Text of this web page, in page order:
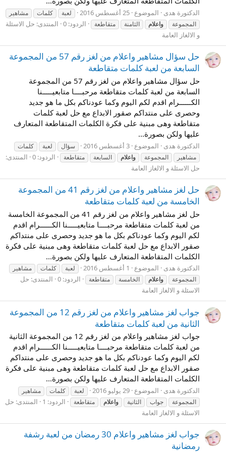
الدكتورة هدى الموضوع 25 أغسطس 2016 لعبة كلمات
مشاهير
المجموعة
واعلام الثامنة متقاطعة الردود: 0 المنتدى: حل الاسئلة
و الالغاز العامة
حل سؤال مشاهير واعلام من لغز رقم 57 من المجموعة
السابعة من لعبة كلمات متقاطعة
حل سؤال مشاهير واعلام من لغز رقم 57 من المجموعة
السابعة من لعبة كلمات متقاطعة مرحبــــا متابعيـــــنا
الكــــــرام اقدم لكم اليوم وكما عودناكم بكل ما هو جديد
وحصرى على منتداكم صقور الابداع مع حل لعبة كلمات
متقاطعة وهى مبنية على فكرة الكلمات المتقاطعة المتعارف
عليها ولكن بصورة...
الدكتورة هدى الموضوع 3 أغسطس 2016 سؤال لعبة
كلمات
مشاهير
المجموعة واعلام السابعة متقاطعة الردود: 0
المنتدى:
حل الاسئلة و الالغاز العامة
حل لغز مشاهير واعلام من لغز رقم 41 من المجموعة
الخامسة من لعبة كلمات متقاطعة
حل لغز مشاهير واعلام من لغز رقم 41 من المجموعة الخامسة
من لعبة كلمات متقاطعة مرحبــــا متابعيـــــنا الكــــــرام اقدم
لكم اليوم وكما عودناكم بكل ما هو جديد وحصرى على منتداكم
صقور الابداع مع حل لعبة كلمات متقاطعة وهى مبنية على فكرة
الكلمات المتقاطعة المتعارف عليها ولكن بصورة...
الدكتورة هدى الموضوع 1 أغسطس 2016 لعبة كلمات
مشاهير
المجموعة
واعلام الخامسة متقاطعة الردود: 0 المنتدى: حل
الاسئلة و الالغاز العامة
جواب لغز مشاهير واعلام من لغز رقم 12 من المجموعة
الثانية من لعبة كلمات متقاطعة
جواب لغز مشاهير واعلام من لغز رقم 12 من المجموعة الثانية
من لعبة كلمات متقاطعة مرحبــــا متابعيـــــنا الكــــــرام اقدم
لكم اليوم وكما عودناكم بكل ما هو جديد وحصرى على منتداكم
صقور الابداع مع حل لعبة كلمات متقاطعة وهى مبنية على فكرة
الكلمات المتقاطعة المتعارف عليها ولكن بصورة...
الدكتورة هدى الموضوع 29 يوليو 2016 لعبة كلمات
مشاهير
المجموعة
جواب الثانية واعلام متقاطعة الردود: 1 المنتدى: حل
الاسئلة و الالغاز العامة
جواب لغز مشاهير واعلام 30 رمضان من لعبة رشفة
رمضانية